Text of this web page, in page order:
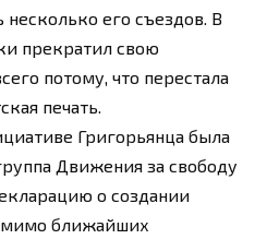
несколько его съездов. В
прекратил свою
потому, что перестала
печать.
Григорьянца была
Движения за свободу
о создании
ближайших